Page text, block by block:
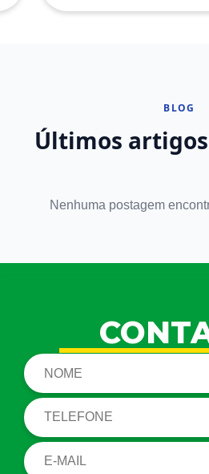
BLOG
Últimos artigos
Nenhuma postagem